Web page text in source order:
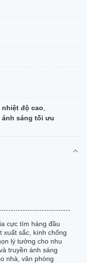
độ cao
sáng tối ưu
cực tím hàng đầu
xuất sắc, kính chống
lý tưởng cho nhu
truyền ánh sáng
nhà, văn phòng